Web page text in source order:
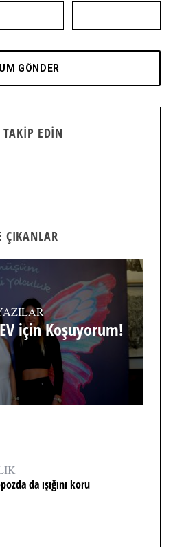
TAKIP EDIN
ÇIKANLAR
için Koşuyorum!
da ışığını koru